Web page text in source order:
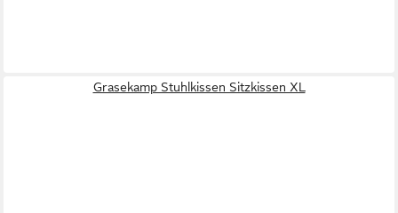
Grasekamp Stuhlkissen Sitzkissen XL